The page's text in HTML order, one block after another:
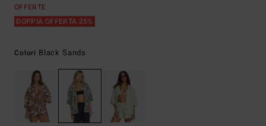
OFFERTE
DOPPIA OFFERTA 25%
Colori Black Sands